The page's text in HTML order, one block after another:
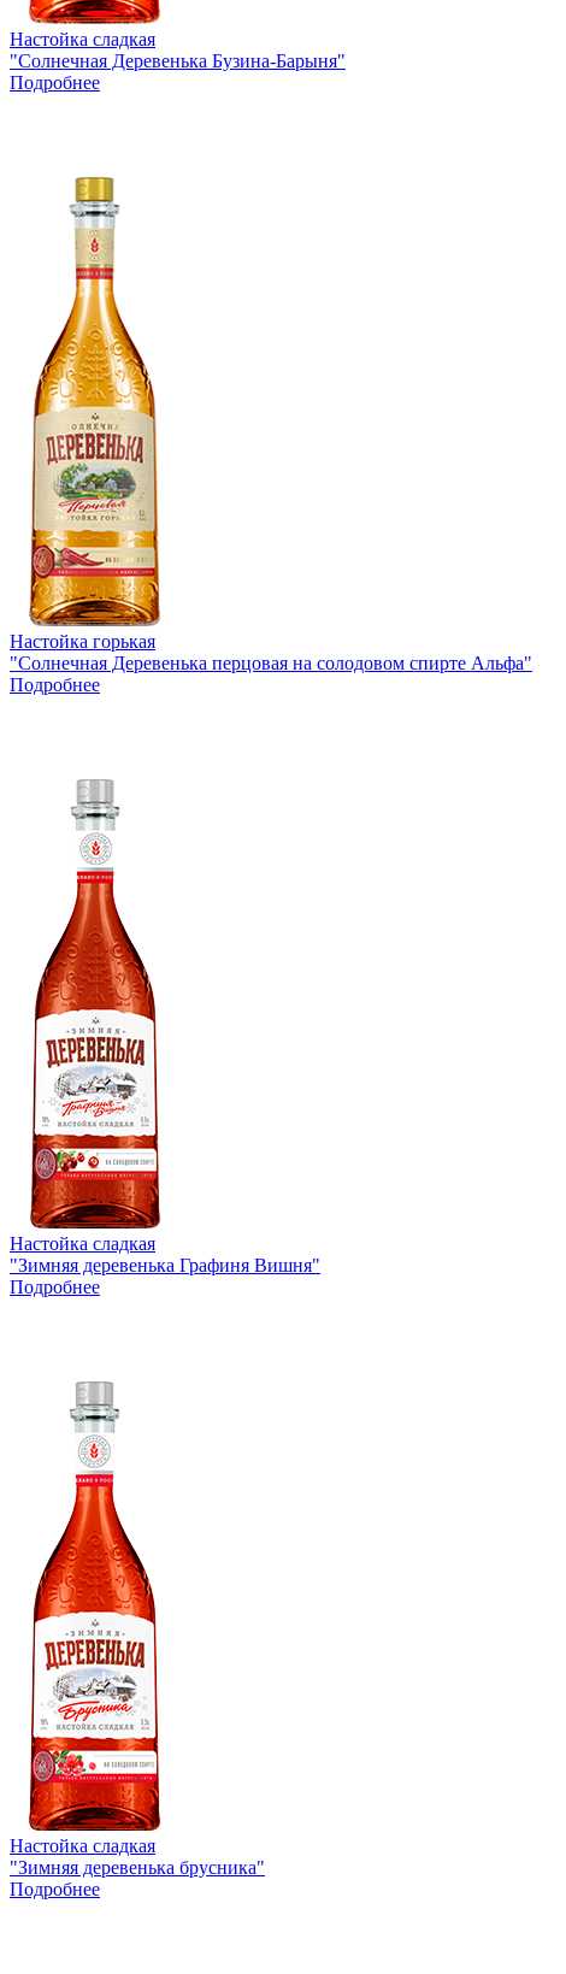
Настойка сладкая
"Солнечная Деревенька Бузина-Барыня"
Подробнее
Настойка горькая
"Солнечная Деревенька перцовая на солодовом спирте Альфа"
Подробнее
Настойка сладкая
"Зимняя деревенька Графиня Вишня"
Подробнее
Настойка сладкая
"Зимняя деревенька брусника"
Подробнее